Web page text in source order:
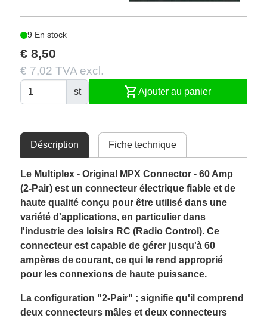
9 En stock
€ 8,50
€ 7,02 TVA excl.
st shopping_cartAjouter au panier
Déscription Fiche technique
Le Multiplex - Original MPX Connector - 60 Amp
(2-Pair) est un connecteur électrique fiable et de
haute qualité conçu pour être utilisé dans une
variété d'applications, en particulier dans
l'industrie des loisirs RC (Radio Control). Ce
connecteur est capable de gérer jusqu'à 60
ampères de courant, ce qui le rend approprié
pour les connexions de haute puissance.
La configuration "2-Pair" ; signifie qu'il comprend
deux connecteurs mâles et deux connecteurs